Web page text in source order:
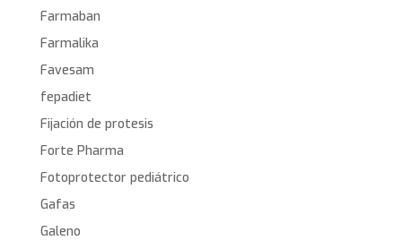
Farmaban
Farmalika
Favesam
fepadiet
Fijación de protesis
Forte Pharma
Fotoprotector pediátrico
Gafas
Galeno